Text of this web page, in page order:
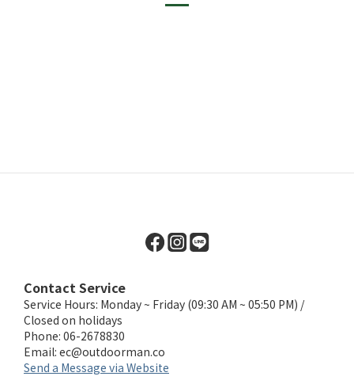
Contact Service
Service Hours: Monday ~ Friday (09:30 AM ~ 05:50 PM) /
Closed on holidays
Phone: 06-2678830
Email: ec@outdoorman.co
Send a Message via Website